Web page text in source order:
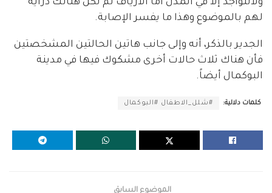
لهم بالموضوع وهذا ما يفسر الإصابة.
الجدير بالذكر، أنه وإلى جانب هاتين الحالتين المشخصتين
فأن هناك ثلاث حالات أخرى مشكوك فيها في مدينة
البوكمال أيضاً.
كلمات دلالية: #شلل_الاطفال #البوكمال
الموضوع السابق